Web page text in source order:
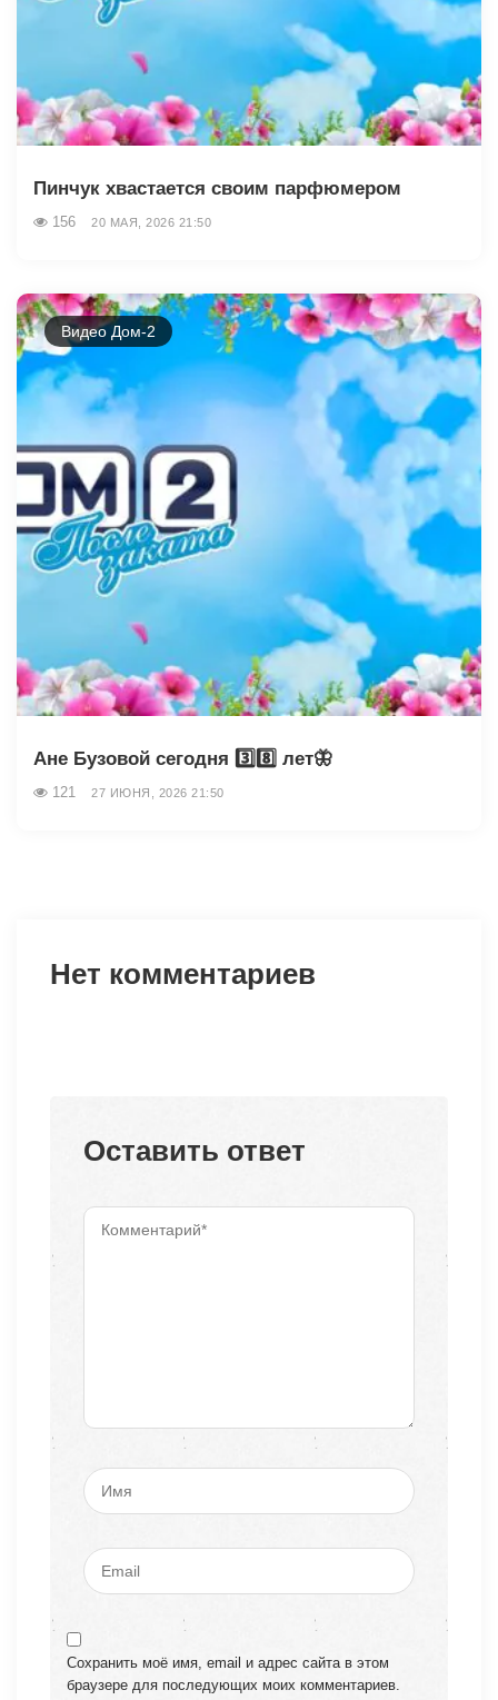
Пинчук хвастается своим парфюмером
156 20 МАЯ, 2026 21:50
Видео Дом-2
Ане Бузовой сегодня 3️⃣8️⃣ лет🦋
121 27 ИЮНЯ, 2026 21:50
Нет комментариев
Оставить ответ
Сохранить моё имя, email и адрес сайта в этом
браузере для последующих моих комментариев.